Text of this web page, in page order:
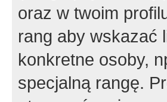
oraz w twoim
rang aby wskazać
konkretne osoby,
specjalną rangę.